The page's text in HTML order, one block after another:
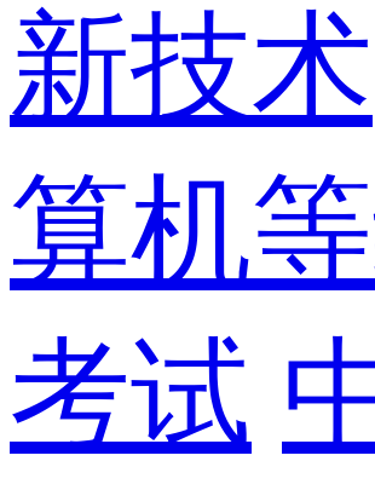
新技术
算机
考试